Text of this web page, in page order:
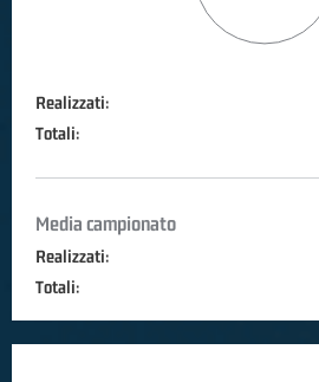
Realizzati:
Totali:
Media campionato
Realizzati:
Totali: